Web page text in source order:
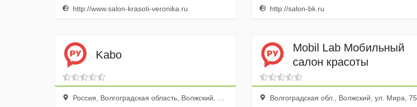
http://www.salon-krasoti-veronika.ru
http://salon-bk.ru
Kabo
Россия, Волгоградская область, Волжский, проспект Ленина, 203
Mobil Lab Мобильный
салон красоты
Волгоградская обл., Волжский, ул. Мира, 75